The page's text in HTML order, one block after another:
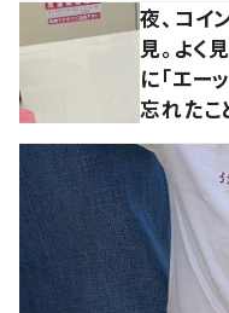
夜、コイ
見。よく
に「エー
忘れたこ